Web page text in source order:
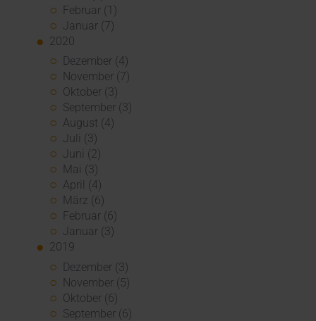
Februar (1)
Januar (7)
2020
Dezember (4)
November (7)
Oktober (3)
September (3)
August (4)
Juli (3)
Juni (2)
Mai (3)
April (4)
März (6)
Februar (6)
Januar (3)
2019
Dezember (3)
November (5)
Oktober (6)
September (6)